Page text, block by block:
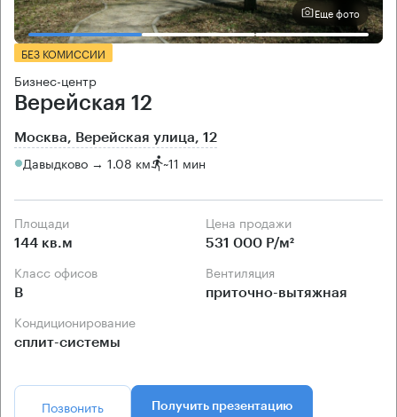
Еще фото
БЕЗ КОМИССИИ
Бизнес-центр
Верейская 12
Москва, Верейская улица, 12
Давыдково → 1.08 км ~11 мин
Площади
144 кв.м
Цена продажи
531 000 Р/м²
Класс офисов
B
Вентиляция
приточно-вытяжная
Кондиционирование
сплит-системы
Позвонить Получить презентацию